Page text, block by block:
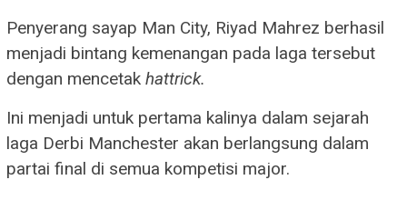
Penyerang sayap Man City, Riyad Mahrez berhasil
menjadi bintang kemenangan pada laga tersebut
dengan mencetak hattrick.
Ini menjadi untuk pertama kalinya dalam sejarah
laga Derbi Manchester akan berlangsung dalam
partai final di semua kompetisi major.